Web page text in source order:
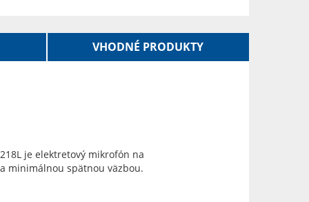
VHODNÉ PRODUKTY
je elektretový mikrofón na
minimálnou spätnou väzbou.